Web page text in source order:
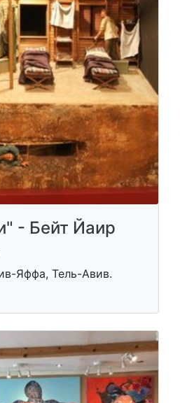
- Бейт Йаир
Яффа, Тель-Авив.